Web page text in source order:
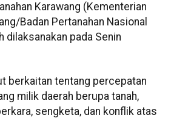
Karawang (Kementerian
Badan Pertanahan Nasional
dilaksanakan pada Senin
berkaitan tentang percepatan
milik daerah berupa tanah,
sengketa, dan konflik atas